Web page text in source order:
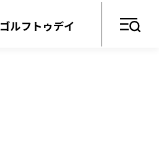
ゴルフトゥデイ